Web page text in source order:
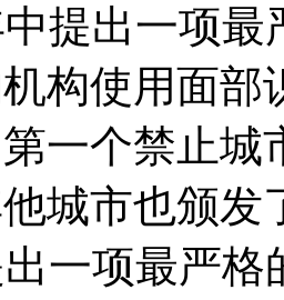
提出一项
构使用面部
一个禁止
城市也颁
一项最严